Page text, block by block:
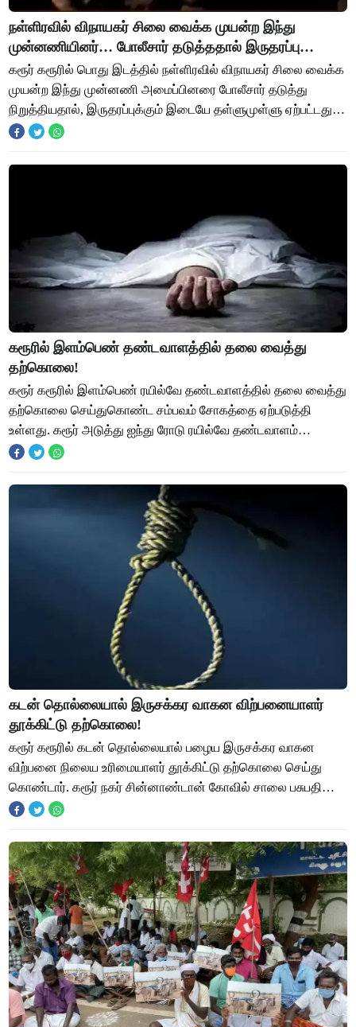
நள்ளிரவில் விநாயகர் சிலை வைக்க முயன்ற இந்து
முன்னணியினர்… போலீசார் தடுத்ததால் இருதரப்பு
இடையே தள்ளுமுள்ளு!
கரூர் கரூரில் பொது இடத்தில் நள்ளிரவில் விநாயகர் சிலை வைக்க
முயன்ற இந்து முன்னணி அமைப்பினரை போலீசார் தடுத்து
நிறுத்தியதால், இருதரப்புக்கும் இடையே தள்ளுமுள்ளு ஏற்பட்டது.
கரூர் மாவட்டத்தில் கொரோனா பரவல்
கரூரில் இளம்பெண் தண்டவாளத்தில் தலை வைத்து
தற்கொலை!
கரூர் கரூரில் இளம்பெண் ரயில்வே தண்டவாளத்தில் தலை வைத்து
தற்கொலை செய்துகொண்ட சம்பவம் சோகத்தை ஏற்படுத்தி
உள்ளது. கரூர் அடுத்து ஐந்து ரோடு ரயில்வே தண்டவாளம்
பகுதியில் இளம்பெண் ஒருவர் தண்டவாளத்தில் தலை வ
கடன் தொல்லையால் இருசக்கர வாகன விற்பனையாளர்
தூக்கிட்டு தற்கொலை!
கரூர் கரூரில் கடன் தொல்லையால் பழைய இருசக்கர வாகன
விற்பனை நிலைய உரிமையாளர் தூக்கிட்டு தற்கொலை செய்து
கொண்டார். கரூர் நகர் சின்னாண்டான் கோவில் சாலை பசுபதி
லேஅவுட்-ஐ சேர்ந்தவர் ரகுபதி (55). இவர் கரூர் ம